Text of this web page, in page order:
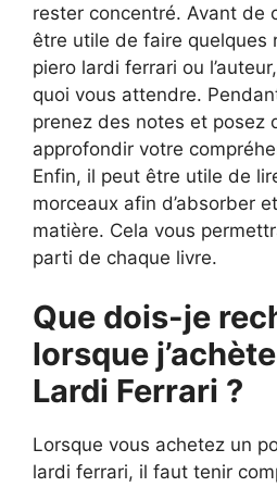
rester concentré. Avant de
être utile de faire quelques
piero lardi ferrari ou
quoi vous attendre.
prenez des notes et posez
approfondir votre
Enfin, il peut être utile de
morceaux afin d’absorber
matière. Cela vous
parti de chaque livre.
Que dois-je
lorsque
Lardi Ferrari ?
Lorsque vous achetez un
lardi ferrari, il faut tenir